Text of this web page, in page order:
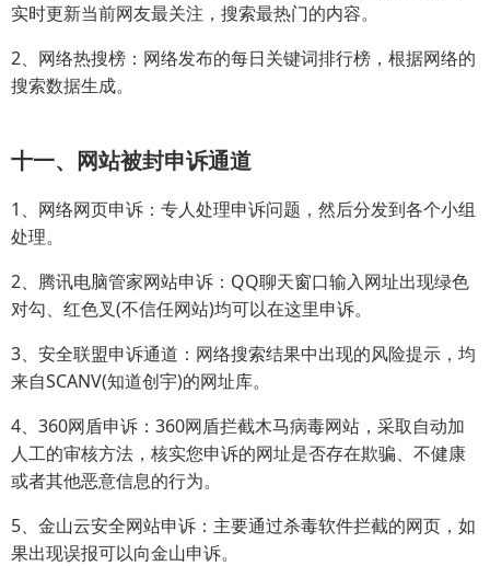
实时更新当前网友最关注，搜索最热门的内容。
2、网络热搜榜：网络发布的每日关键词排行榜，根据网络的
搜索数据生成。
十一、网站被封申诉通道
1、网络网页申诉：专人处理申诉问题，然后分发到各个小组
处理。
2、腾讯电脑管家网站申诉：QQ聊天窗口输入网址出现绿色
对勾、红色叉(不信任网站)均可以在这里申诉。
3、安全联盟申诉通道：网络搜索结果中出现的风险提示，均
来自SCANV(知道创宇)的网址库。
4、360网盾申诉：360网盾拦截木马病毒网站，采取自动加
人工的审核方法，核实您申诉的网址是否存在欺骗、不健康
或者其他恶意信息的行为。
5、金山云安全网站申诉：主要通过杀毒软件拦截的网页，如
果出现误报可以向金山申诉。